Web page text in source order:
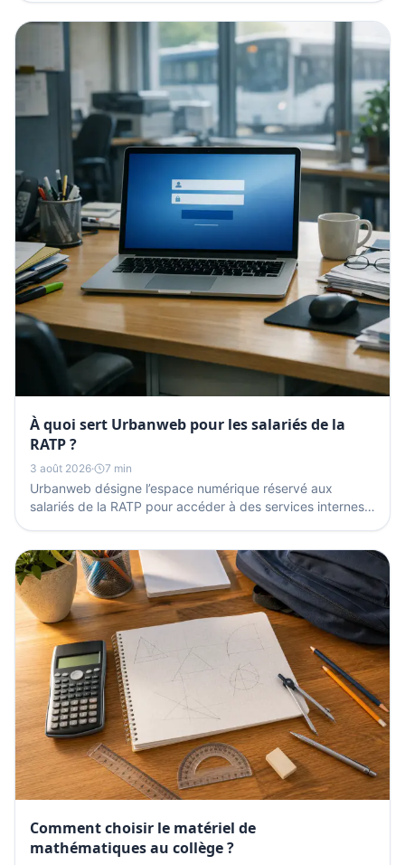
À quoi sert Urbanweb pour les salariés de la
RATP ?
3 août 2026· 7 min
Urbanweb désigne l’espace numérique réservé aux
salariés de la RATP pour accéder à des services internes,
Comment choisir le matériel de
mathématiques au collège ?